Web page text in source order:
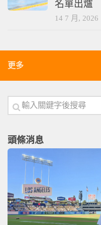
2026愛知
名單出爐
更多
頭條消息